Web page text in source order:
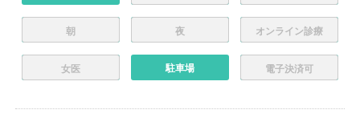
朝 夜 オンライン診療
女医 駐車場 電子決済可